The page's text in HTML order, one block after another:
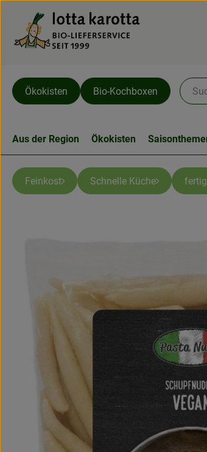
Ökokisten Bio-Kochboxen
Aus der Region Ökokisten
Feinkost Schnelle Küche